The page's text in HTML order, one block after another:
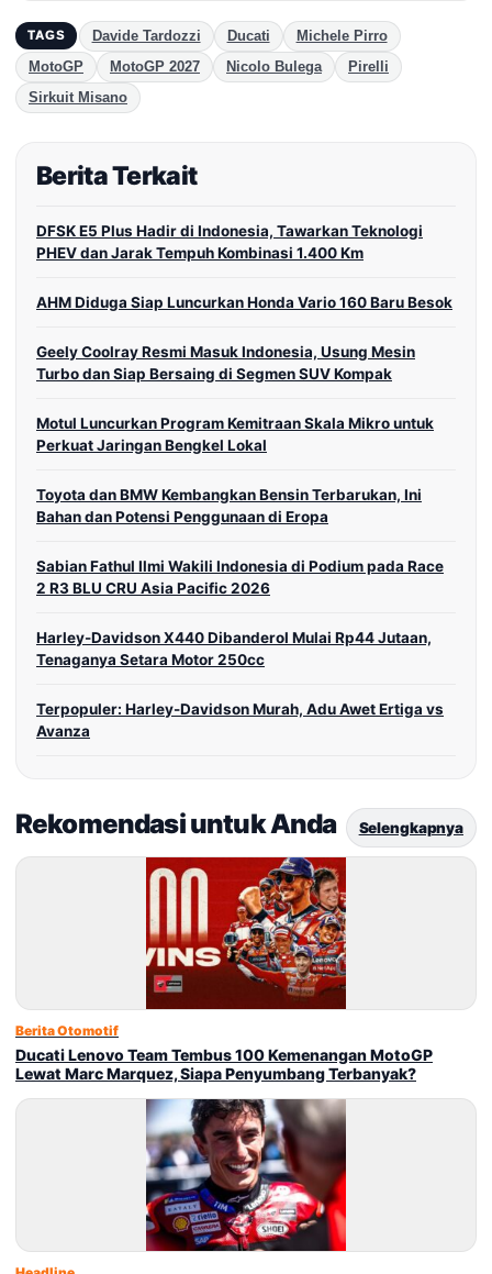
TAGS Davide Tardozzi Ducati
Michele Pirro
MotoGP
MotoGP 2027 Nicolo Bulega
Pirelli
Sirkuit Misano
Berita Terkait
DFSK E5 Plus Hadir di Indonesia, Tawarkan Teknologi
PHEV dan Jarak Tempuh Kombinasi 1.400 Km
AHM Diduga Siap Luncurkan Honda Vario 160 Baru Besok
Geely Coolray Resmi Masuk Indonesia, Usung Mesin
Turbo dan Siap Bersaing di Segmen SUV Kompak
Motul Luncurkan Program Kemitraan Skala Mikro untuk
Perkuat Jaringan Bengkel Lokal
Toyota dan BMW Kembangkan Bensin Terbarukan, Ini
Bahan dan Potensi Penggunaan di Eropa
Sabian Fathul Ilmi Wakili Indonesia di Podium pada Race
2 R3 BLU CRU Asia Pacific 2026
Harley-Davidson X440 Dibanderol Mulai Rp44 Jutaan,
Tenaganya Setara Motor 250cc
Terpopuler: Harley-Davidson Murah, Adu Awet Ertiga vs
Avanza
Rekomendasi untuk Anda Selengkapnya
Berita Otomotif
Ducati Lenovo Team Tembus 100 Kemenangan MotoGP
Lewat Marc Marquez, Siapa Penyumbang Terbanyak?